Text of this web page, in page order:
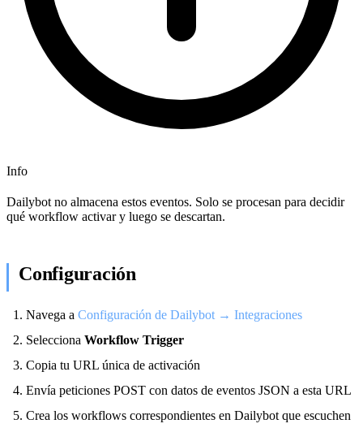
Info
Dailybot no almacena estos eventos. Solo se procesan para decidir
qué workflow activar y luego se descartan.
Configuración
Navega a Configuración de Dailybot → Integraciones
Selecciona Workflow Trigger
Copia tu URL única de activación
Envía peticiones POST con datos de eventos JSON a esta URL
Crea los workflows correspondientes en Dailybot que escuchen